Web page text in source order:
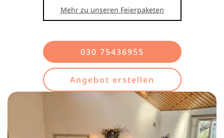
Mehr zu unseren Feierpaketen
030 75436955
Angebot erstellen